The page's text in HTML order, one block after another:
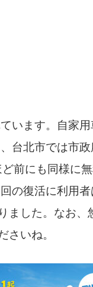
ます。自家用
台北市では市
前にも同様に
の復活に利用
ました。なお、
さいね。